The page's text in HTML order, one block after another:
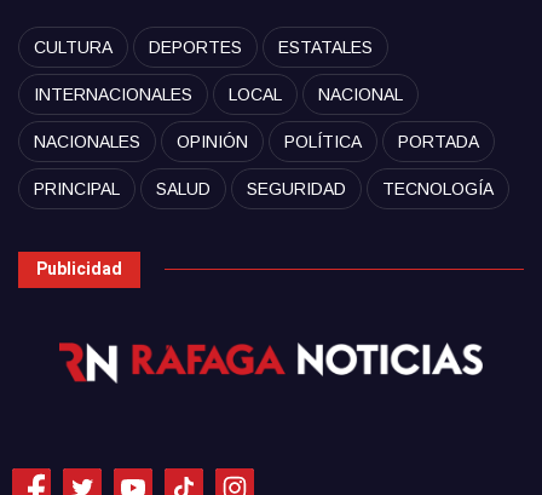
CULTURA DEPORTES ESTATALES
INTERNACIONALES LOCAL NACIONAL
NACIONALES OPINIÓN POLÍTICA PORTADA
PRINCIPAL SALUD SEGURIDAD TECNOLOGÍA
Publicidad